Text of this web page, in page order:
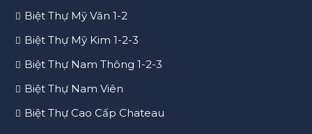
Biệt Thự Mỹ Văn 1-2
Biệt Thự Mỹ Kim 1-2-3
Biệt Thự Nam Thông 1-2-3
Biệt Thự Nam Viên
Biệt Thự Cao Cấp Chateau